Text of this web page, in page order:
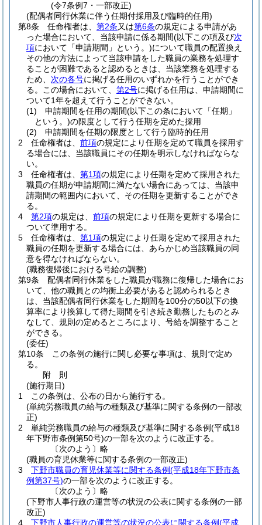
(令7条例7・一部改正)
(配偶者同行休業に伴う任期付採用及び臨時的任用)
第8条
任命権者は、 第2条又は第6条の規定による申請があ
った場合において、当該申請に係る期間(以下この項及び次
項において「申請期間」という。)について職員の配置換え
その他の方法によって当該申請をした職員の業務を処理す
ることが困難であると認めるときは、当該業務を処理する
ため、 次の各号に掲げる任用のいずれかを行うことができ
る。
この場合において、 第2号に掲げる任用は、申請期間に
ついて1年を超えて行うことができない。
(1)
申請期間を任用の期間(以下この条において「任期」
という。)の限度として行う任期を定めた採用
(2)
申請期間を任期の限度として行う臨時的任用
2
任命権者は、 前項の規定により任期を定めて職員を採用す
る場合には、当該職員にその任期を明示しなければならな
い。
3
任命権者は、 第1項の規定により任期を定めて採用された
職員の任期が申請期間に満たない場合にあっては、当該申
請期間の範囲内において、その任期を更新することができ
る。
4
第2項の規定は、 前項の規定により任期を更新する場合に
ついて準用する。
5
任命権者は、 第1項の規定により任期を定めて採用された
職員の任期を更新する場合には、あらかじめ当該職員の同
意を得なければならない。
(職務復帰後における号給の調整)
第9条
配偶者同行休業をした職員が職務に復帰した場合にお
いて、他の職員との均衡上必要があると認められるとき
は、当該配偶者同行休業をした期間を100分の50以下の換
算率により換算して得た期間を引き続き勤務したものとみ
なして、規則の定めるところにより、号給を調整すること
ができる。
(委任)
第10条
この条例の施行に関し必要な事項は、規則で定め
る。
附 則
(施行期日)
1
この条例は、公布の日から施行する。
(単純労務職員の給与の種類及び基準に関する条例の一部改
正)
2
単純労務職員の給与の種類及び基準に関する条例(平成18
年下野市条例第50号)の一部を次のように改正する。
〔次のよう〕略
(職員の育児休業等に関する条例の一部改正)
3
下野市職員の育児休業等に関する条例(平成18年下野市条
例第37号)の一部を次のように改正する。
〔次のよう〕略
(下野市人事行政の運営等の状況の公表に関する条例の一部
改正)
4
下野市人事行政の運営等の状況の公表に関する条例(平成